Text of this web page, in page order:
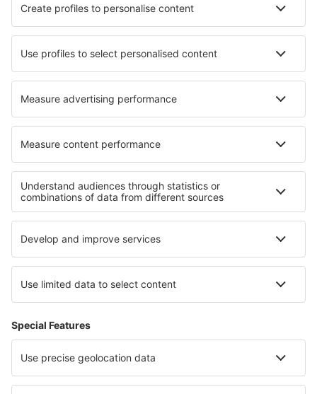
Ryanair
Wizz Air
easyJet
Lufthansa
O eSky
Všeobecné podmínky
Moje rezervace
Politika ochrany soukromí
Podpora a kontakt
Země
Mezinárodní web-stránky